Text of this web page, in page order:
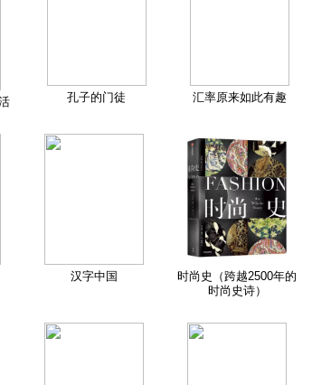
孔子的门徒 汇率原来如此有趣
汉字中国
时尚史（跨越2500年的
时尚史诗）